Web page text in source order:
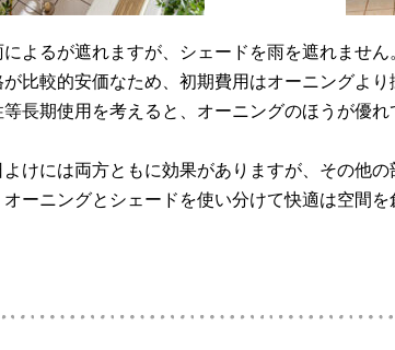
よるが遮れますが、シェードを雨を遮れません
比較的安価なため、初期費用はオーニングより
長期使用を考えると、オーニングのほうが優れ
けには両方ともに効果がありますが、その他の
ーニングとシェードを使い分けて快適は空間を